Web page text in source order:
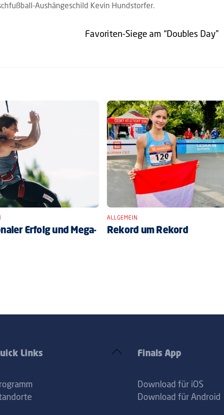
Aushängeschild Kevin Hundstorfer.
Favoriten-Siege am “Doubles Day”
Erfolg und Mega-
ALLGEMEIN
Rekord um Rekord
Back
Links Finals App
Download für iOS
Download für Android